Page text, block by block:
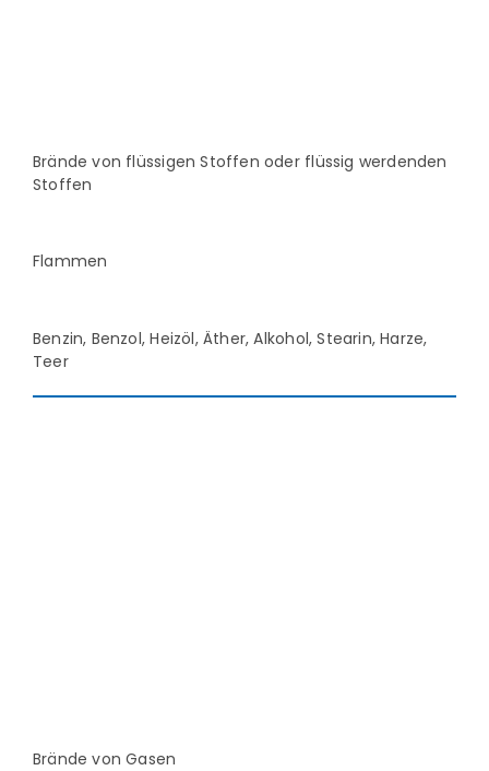
Brände von flüssigen Stoffen oder flüssig werdenden
Stoffen
Flammen
Benzin, Benzol, Heizöl, Äther, Alkohol, Stearin, Harze,
Teer
Brände von Gasen